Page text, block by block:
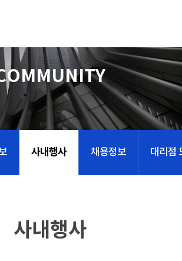
사내행사 채용정보 대리점
사내행사